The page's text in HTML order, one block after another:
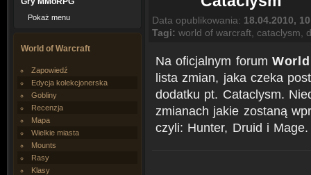
Pokaż menu
World of Warcraft
Zapowiedź
Edycja kolekcjonerska
Gobliny
Recenzja
Mapa
Wielkie miasta
Mounts
Rasy
Klasy
Data opublikowania: 18.04.2010,
Tagi: world of warcraft cataclysm
Na oficjalnym forum
lista zmian, jaka czeka
dodatku pt. Cataclysm.
zmianach jakie zostaną
czyli: Hunter, Druid i